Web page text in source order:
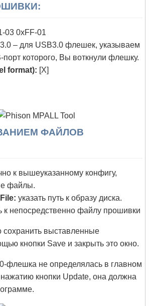
03 0xFF-01
– для USB3.0 флешек, указываем
порт которого, Вы воткнули флешку.
format): [X]
ФАЙЛОВ
к вышеуказанному конфигу,
файлы.
указать путь к образу диска.
к непосредственно файлу прошивки
выставленные
кнопки Save и закрыть это окно.
флешка не определялась в главном
нажатию кнопки Update, она должна